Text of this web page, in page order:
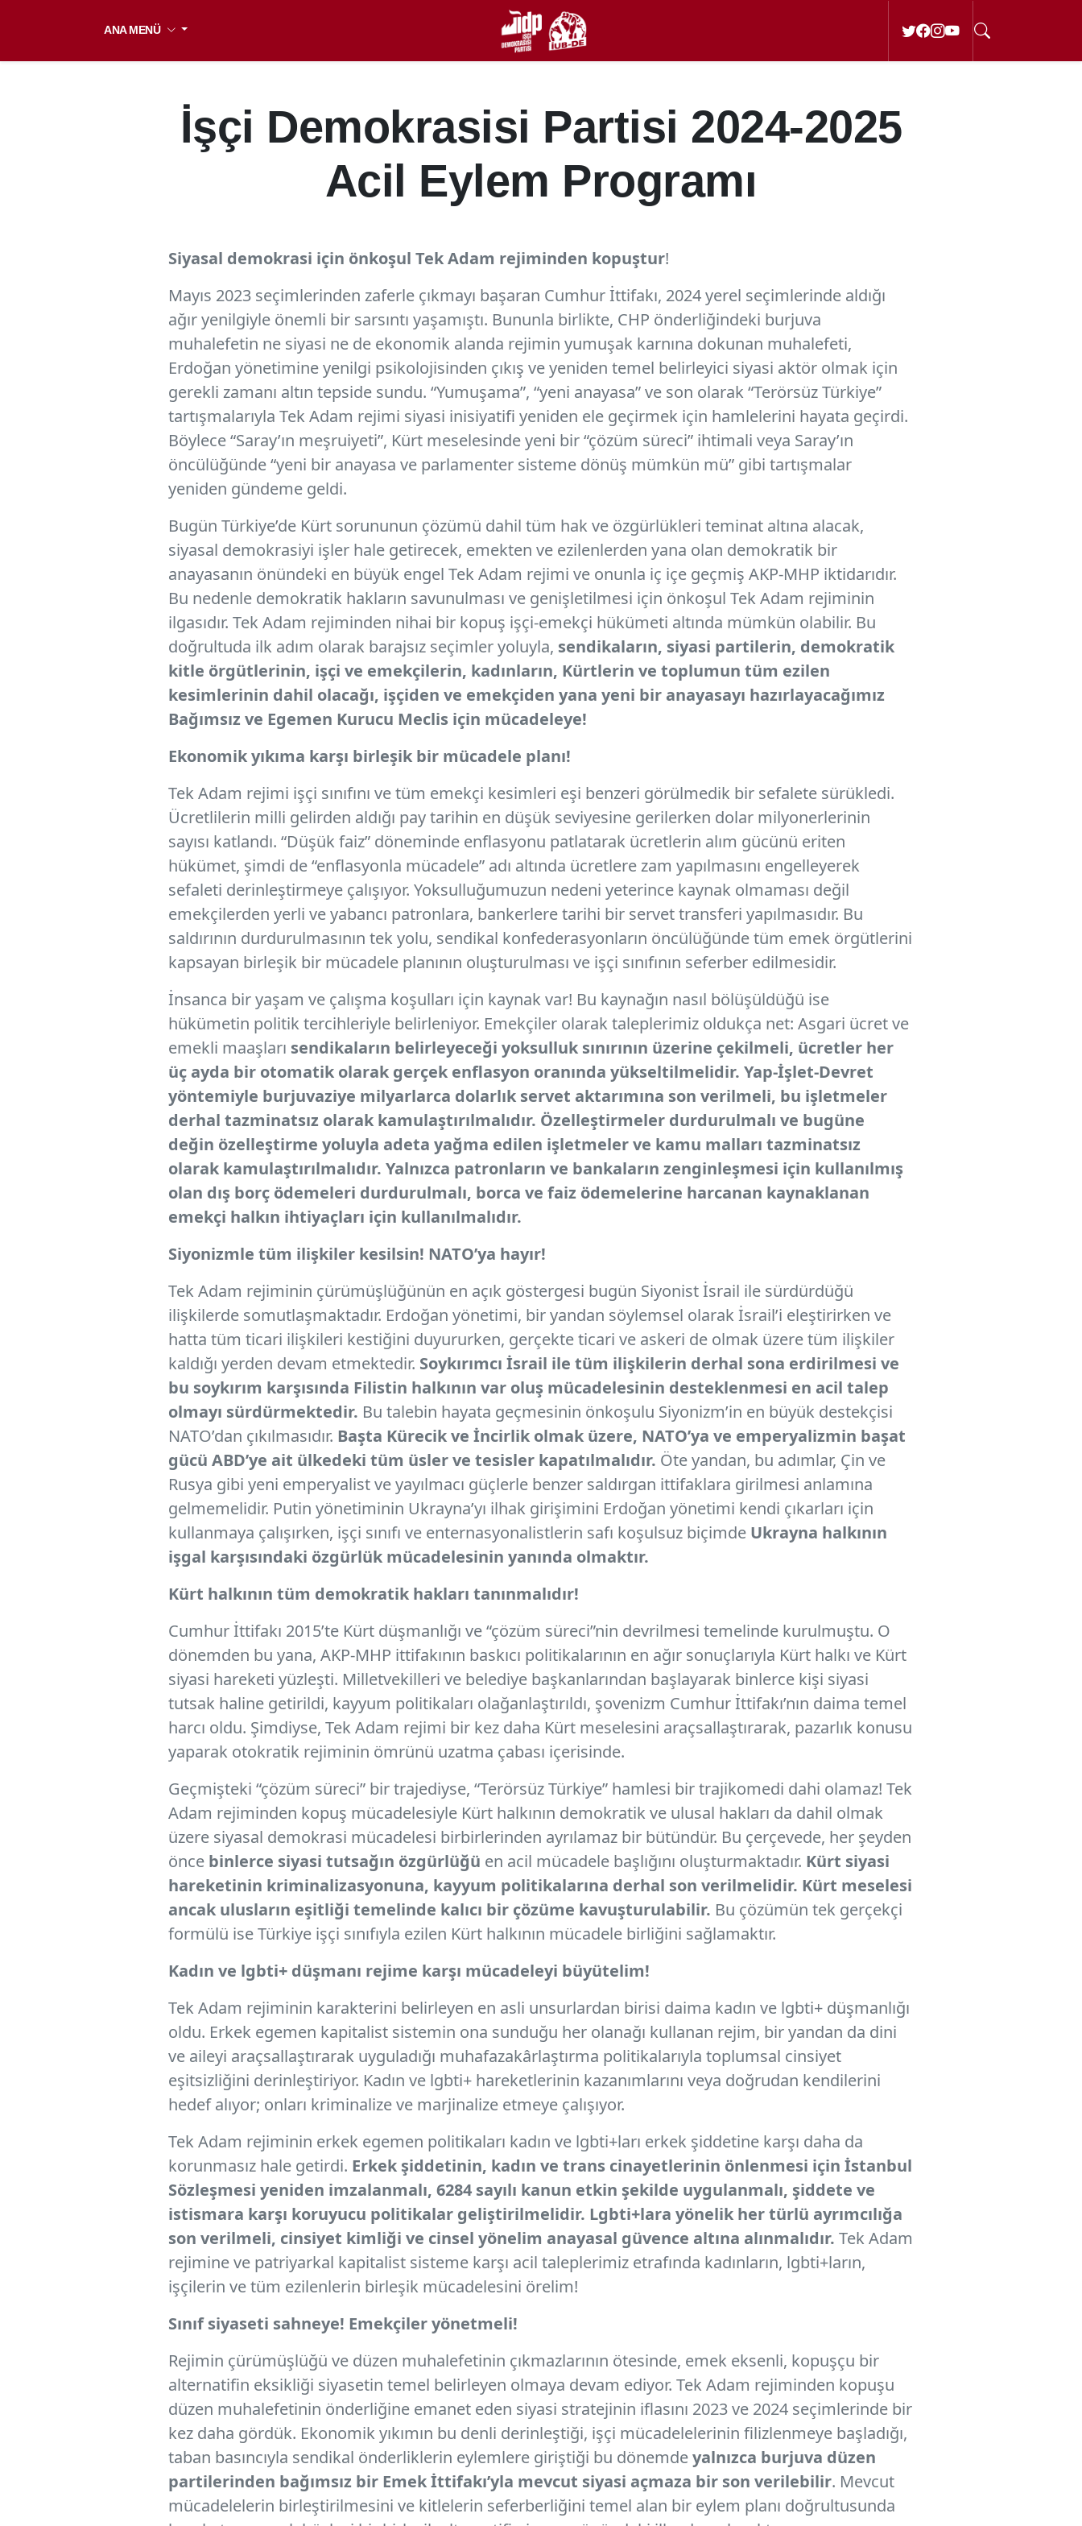
ANA MENÜ
İşçi Demokrasisi Partisi 2024-2025
Acil Eylem Programı
Siyasal demokrasi için önkoşul Tek Adam rejiminden kopuştur!
Mayıs 2023 seçimlerinden zaferle çıkmayı başaran Cumhur İttifakı, 2024 yerel seçimlerinde aldığı
ağır yenilgiyle önemli bir sarsıntı yaşamıştı. Bununla birlikte, CHP önderliğindeki burjuva
muhalefetin ne siyasi ne de ekonomik alanda rejimin yumuşak karnına dokunan muhalefeti,
Erdoğan yönetimine yenilgi psikolojisinden çıkış ve yeniden temel belirleyici siyasi aktör olmak için
gerekli zamanı altın tepside sundu. “Yumuşama”, “yeni anayasa” ve son olarak “Terörsüz Türkiye”
tartışmalarıyla Tek Adam rejimi siyasi inisiyatifi yeniden ele geçirmek için hamlelerini hayata geçirdi.
Böylece “Saray’ın meşruiyeti”, Kürt meselesinde yeni bir “çözüm süreci” ihtimali veya Saray’ın
öncülüğünde “yeni bir anayasa ve parlamenter sisteme dönüş mümkün mü” gibi tartışmalar
yeniden gündeme geldi.
Bugün Türkiye’de Kürt sorununun çözümü dahil tüm hak ve özgürlükleri teminat altına alacak,
siyasal demokrasiyi işler hale getirecek, emekten ve ezilenlerden yana olan demokratik bir
anayasanın önündeki en büyük engel Tek Adam rejimi ve onunla iç içe geçmiş AKP-MHP iktidarıdır.
Bu nedenle demokratik hakların savunulması ve genişletilmesi için önkoşul Tek Adam rejiminin
ilgasıdır. Tek Adam rejiminden nihai bir kopuş işçi-emekçi hükümeti altında mümkün olabilir. Bu
doğrultuda ilk adım olarak barajsız seçimler yoluyla, sendikaların, siyasi partilerin, demokratik
kitle örgütlerinin, işçi ve emekçilerin, kadınların, Kürtlerin ve toplumun tüm ezilen
kesimlerinin dahil olacağı, işçiden ve emekçiden yana yeni bir anayasayı hazırlayacağımız
Bağımsız ve Egemen Kurucu Meclis için mücadeleye!
Ekonomik yıkıma karşı birleşik bir mücadele planı!
Tek Adam rejimi işçi sınıfını ve tüm emekçi kesimleri eşi benzeri görülmedik bir sefalete sürükledi.
Ücretlilerin milli gelirden aldığı pay tarihin en düşük seviyesine gerilerken dolar milyonerlerinin
sayısı katlandı. “Düşük faiz” döneminde enflasyonu patlatarak ücretlerin alım gücünü eriten
hükümet, şimdi de “enflasyonla mücadele” adı altında ücretlere zam yapılmasını engelleyerek
sefaleti derinleştirmeye çalışıyor. Yoksulluğumuzun nedeni yeterince kaynak olmaması değil
emekçilerden yerli ve yabancı patronlara, bankerlere tarihi bir servet transferi yapılmasıdır. Bu
saldırının durdurulmasının tek yolu, sendikal konfederasyonların öncülüğünde tüm emek örgütlerini
kapsayan birleşik bir mücadele planının oluşturulması ve işçi sınıfının seferber edilmesidir.
İnsanca bir yaşam ve çalışma koşulları için kaynak var! Bu kaynağın nasıl bölüşüldüğü ise
hükümetin politik tercihleriyle belirleniyor. Emekçiler olarak taleplerimiz oldukça net: Asgari ücret ve
emekli maaşları sendikaların belirleyeceği yoksulluk sınırının üzerine çekilmeli, ücretler her
üç ayda bir otomatik olarak gerçek enflasyon oranında yükseltilmelidir. Yap-İşlet-Devret
yöntemiyle burjuvaziye milyarlarca dolarlık servet aktarımına son verilmeli, bu işletmeler
derhal tazminatsız olarak kamulaştırılmalıdır. Özelleştirmeler durdurulmalı ve bugüne
değin özelleştirme yoluyla adeta yağma edilen işletmeler ve kamu malları tazminatsız
olarak kamulaştırılmalıdır. Yalnızca patronların ve bankaların zenginleşmesi için kullanılmış
olan dış borç ödemeleri durdurulmalı, borca ve faiz ödemelerine harcanan kaynaklanan
emekçi halkın ihtiyaçları için kullanılmalıdır.
Siyonizmle tüm ilişkiler kesilsin! NATO’ya hayır!
Tek Adam rejiminin çürümüşlüğünün en açık göstergesi bugün Siyonist İsrail ile sürdürdüğü
ilişkilerde somutlaşmaktadır. Erdoğan yönetimi, bir yandan söylemsel olarak İsrail’i eleştirirken ve
hatta tüm ticari ilişkileri kestiğini duyururken, gerçekte ticari ve askeri de olmak üzere tüm ilişkiler
kaldığı yerden devam etmektedir. Soykırımcı İsrail ile tüm ilişkilerin derhal sona erdirilmesi ve
bu soykırım karşısında Filistin halkının var oluş mücadelesinin desteklenmesi en acil talep
olmayı sürdürmektedir. Bu talebin hayata geçmesinin önkoşulu Siyonizm’in en büyük destekçisi
NATO’dan çıkılmasıdır. Başta Kürecik ve İncirlik olmak üzere, NATO’ya ve emperyalizmin başat
gücü ABD’ye ait ülkedeki tüm üsler ve tesisler kapatılmalıdır. Öte yandan, bu adımlar, Çin ve
Rusya gibi yeni emperyalist ve yayılmacı güçlerle benzer saldırgan ittifaklara girilmesi anlamına
gelmemelidir. Putin yönetiminin Ukrayna’yı ilhak girişimini Erdoğan yönetimi kendi çıkarları için
kullanmaya çalışırken, işçi sınıfı ve enternasyonalistlerin safı koşulsuz biçimde Ukrayna halkının
işgal karşısındaki özgürlük mücadelesinin yanında olmaktır.
Kürt halkının tüm demokratik hakları tanınmalıdır!
Cumhur İttifakı 2015’te Kürt düşmanlığı ve “çözüm süreci”nin devrilmesi temelinde kurulmuştu. O
dönemden bu yana, AKP-MHP ittifakının baskıcı politikalarının en ağır sonuçlarıyla Kürt halkı ve Kürt
siyasi hareketi yüzleşti. Milletvekilleri ve belediye başkanlarından başlayarak binlerce kişi siyasi
tutsak haline getirildi, kayyum politikaları olağanlaştırıldı, şovenizm Cumhur İttifakı’nın daima temel
harcı oldu. Şimdiyse, Tek Adam rejimi bir kez daha Kürt meselesini araçsallaştırarak, pazarlık konusu
yaparak otokratik rejiminin ömrünü uzatma çabası içerisinde.
Geçmişteki “çözüm süreci” bir trajediyse, “Terörsüz Türkiye” hamlesi bir trajikomedi dahi olamaz! Tek
Adam rejiminden kopuş mücadelesiyle Kürt halkının demokratik ve ulusal hakları da dahil olmak
üzere siyasal demokrasi mücadelesi birbirlerinden ayrılamaz bir bütündür. Bu çerçevede, her şeyden
önce binlerce siyasi tutsağın özgürlüğü en acil mücadele başlığını oluşturmaktadır. Kürt siyasi
hareketinin kriminalizasyonuna, kayyum politikalarına derhal son verilmelidir. Kürt meselesi
ancak ulusların eşitliği temelinde kalıcı bir çözüme kavuşturulabilir. Bu çözümün tek gerçekçi
formülü ise Türkiye işçi sınıfıyla ezilen Kürt halkının mücadele birliğini sağlamaktır.
Kadın ve lgbti+ düşmanı rejime karşı mücadeleyi büyütelim!
Tek Adam rejiminin karakterini belirleyen en asli unsurlardan birisi daima kadın ve lgbti+ düşmanlığı
oldu. Erkek egemen kapitalist sistemin ona sunduğu her olanağı kullanan rejim, bir yandan da dini
ve aileyi araçsallaştırarak uyguladığı muhafazakârlaştırma politikalarıyla toplumsal cinsiyet
eşitsizliğini derinleştiriyor. Kadın ve lgbti+ hareketlerinin kazanımlarını veya doğrudan kendilerini
hedef alıyor; onları kriminalize ve marjinalize etmeye çalışıyor.
Tek Adam rejiminin erkek egemen politikaları kadın ve lgbti+ları erkek şiddetine karşı daha da
korunmasız hale getirdi. Erkek şiddetinin, kadın ve trans cinayetlerinin önlenmesi için İstanbul
Sözleşmesi yeniden imzalanmalı, 6284 sayılı kanun etkin şekilde uygulanmalı, şiddete ve
istismara karşı koruyucu politikalar geliştirilmelidir. Lgbti+lara yönelik her türlü ayrımcılığa
son verilmeli, cinsiyet kimliği ve cinsel yönelim anayasal güvence altına alınmalıdır. Tek Adam
rejimine ve patriyarkal kapitalist sisteme karşı acil taleplerimiz etrafında kadınların, lgbti+ların,
işçilerin ve tüm ezilenlerin birleşik mücadelesini örelim!
Sınıf siyaseti sahneye! Emekçiler yönetmeli!
Rejimin çürümüşlüğü ve düzen muhalefetinin çıkmazlarının ötesinde, emek eksenli, kopuşçu bir
alternatifin eksikliği siyasetin temel belirleyen olmaya devam ediyor. Tek Adam rejiminden kopuşu
düzen muhalefetinin önderliğine emanet eden siyasi stratejinin iflasını 2023 ve 2024 seçimlerinde bir
kez daha gördük. Ekonomik yıkımın bu denli derinleştiği, işçi mücadelelerinin filizlenmeye başladığı,
taban basıncıyla sendikal önderliklerin eylemlere giriştiği bu dönemdeyalnızca burjuva düzen
partilerinden bağımsız bir Emek İttifakı’yla mevcut siyasi açmaza bir son verilebilir. Mevcut
mücadelelerin birleştirilmesini ve kitlelerin seferberliğini temel alan bir eylem planı doğrultusunda